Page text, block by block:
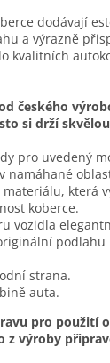
dodávají
a výrazně
kvalitních
českého
si drží
pro uvedený
namáhané
která
koberce.
vozidla
podlahu
strana.
auta.
pro použití
z výroby